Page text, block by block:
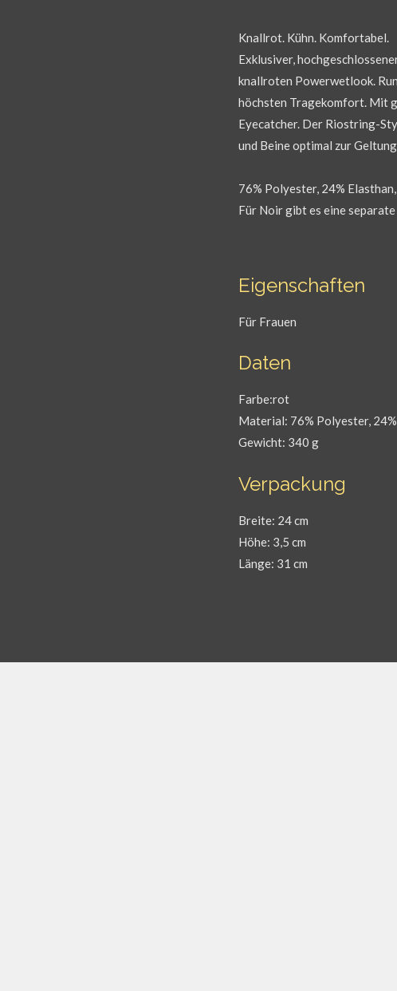
Knallrot. Kühn. Komfortabel.
Exklusiver,
knallroten Powerwetlook.
höchsten Tragekomfort. Mit
Eyecatcher. Der Riostring-
und Beine optimal zur
76% Polyester, 24%
Für Noir gibt es eine
Eigenschaften
Für Frauen
Daten
Farbe:rot
Material: 76% Polyester,
Gewicht: 340 g
Verpackung
Breite: 24 cm
Höhe: 3,5 cm
Länge: 31 cm